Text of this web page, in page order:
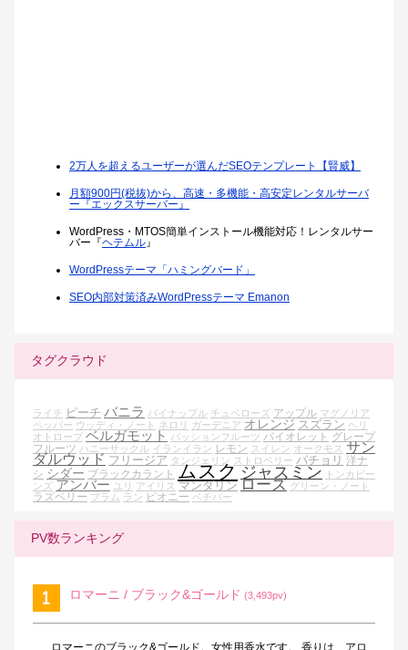
2万人を超えるユーザーが選んだSEOテンプレート【賢威】
月額900円(税抜)から、高速・多機能・高安定レンタルサーバ
ー『エックスサーバー』
WordPress・MTOS簡単インストール機能対応！レンタルサー
バー『ヘテムル』
WordPressテーマ「ハミングバード」
SEO内部対策済みWordPressテーマ Emanon
タグクラウド
ライチ ピーチ バニラ パイナップル チュベローズ アップル マグノリア
ペッパー ウッディ・ノート ネロリ ガーデニア オレンジ スズラン ヘリ
オトロープ ベルガモット パッションフルーツ バイオレット
グレープ
フルーツ ハニーサックル イランイラン レモン スイレン オークモス サン
ダルウッド フリージア タンジェリン ストロベリー パチョリ 洋ナ
シ シダー ブラックカラント ムスク ジャスミン
トンカビー
ンズ アンバー ユリ アイリス マンダリン ローズ グリーン・ノート
ラズベリー プラム ラン ピオニー ベチバー
PV数ランキング
ロマーニ / ブラック&ゴールド (3,493pv)